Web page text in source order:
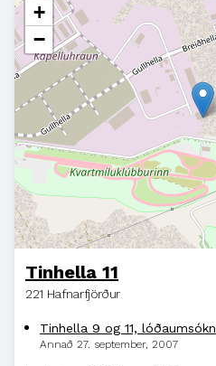
+
−
Tinhella 11
221 Hafnarfjörður
Tinhella 9 og 11, lóðaumsókn
Annað 27. september, 2007